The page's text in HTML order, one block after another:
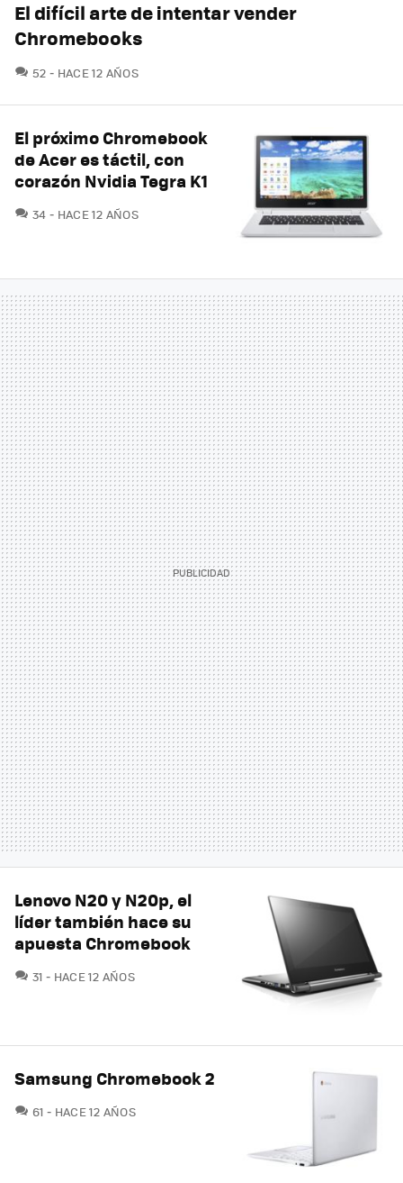
El difícil arte de intentar vender
Chromebooks
52 COMENTARIOS
HACE 12 AÑOS
El próximo Chromebook
de Acer es táctil, con
corazón Nvidia Tegra K1
34 COMENTARIOS
HACE 12 AÑOS
Lenovo N20 y N20p, el
líder también hace su
apuesta Chromebook
31 COMENTARIOS
HACE 12 AÑOS
Samsung Chromebook 2
61 COMENTARIOS
HACE 12 AÑOS